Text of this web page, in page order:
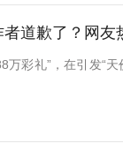
者道歉了？网友
彩礼”，在引发“天